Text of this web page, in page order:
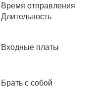
Время отправления
Длительность
Входные платы
Брать с собой